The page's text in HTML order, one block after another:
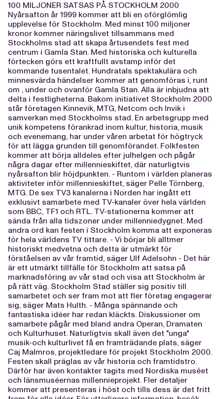
100 MILJONER SATSAS PÅ STOCKHOLM 2000
Nyårsafton år 1999 kommer att bli en oförglömlig
upplevelse för Stockholm. Med minst 100 miljoner
kronor kommer näringslivet tillsammans med
Stockholms stad att skapa årtusendets fest med
centrum i Gamla Stan. Med historiska och kulturella
förtecken görs ett kraftfullt avstamp inför det
kommande tusentalet. Hundratals spektakulära och
minnesvärda händelser kommer att genomföras i, runt
om , under och ovanför Gamla Stan. Alla är inbjudna att
delta i festligheterna. Bakom initiativet Stockholm 2000
står företagen Kinnevik, MTG, Netcom och Invik i
samverkan med Stockholms stad. En arbetsgrupp med
unik kompetens förankrad inom kultur, historia, musik
och evenemang, har under våren arbetat för högtryck
för att lägga grunden till genomförandet. Folkfesten
kommer att börja alldeles efter julhelgen och pågår
några dagar efter millennieskiftet, där naturligtvis
nyårsafton blir höjdpunkten. - Runtom i världen planeras
aktiviteter inför millennieskiftet, säger Pelle Törnberg,
MTG. De sex TV3 kanalerna i Norden har ingått ett
exklusivt samarbete med TV-kanaler över hela världen
som BBC, TF1 och RTL. TV-stationerna kommer att
sända från alla tidszoner under millenniedygnet. Med
andra ord kan festen i Stockholm komma att exponeras
för hela världens TV tittare. - Vi börjar bli alltmer
historiskt medvetna och detta är utmärkt för
förståelsen av vår framtid, säger Ulf Adelsohn - Det här
är ett utmärkt tillfälle för Stockholm att satsa på
marknadsföring av vår stad och visa att Stockholm är
på rätt väg. Stockholm Stad ställer sig positiv till
samarbetet och ser fram mot att fler företag engagerar
sig, säger Mats Hulth. - Många spännande och
fantastiska idéer har redan kläckts. Diskussioner om
samarbete pågår med bland andra Operan, Dramaten
och Kulturhuset. Naturligtvis skall även det "unga"
musik-och kulturlivet få en framträdande plats, säger
Caj Malmros, projektledare för projekt Stockholm 2000.
Festen skall präglas av vår historia och framtidstro.
Därför har även kontakter tagits med Nordiska muséet
och länsmuséernas millennieprojekt. Fler detaljer
kommer att presenteras i höst och tills dess är det fritt